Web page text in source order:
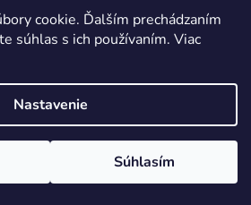
cookie. Ďalším prechádzaním
súhlas s ich používaním. Viac
Nastavenie
Súhlasím
Prihlásiť sa cez Google
. Všetky práva vyhradené.Upraviť